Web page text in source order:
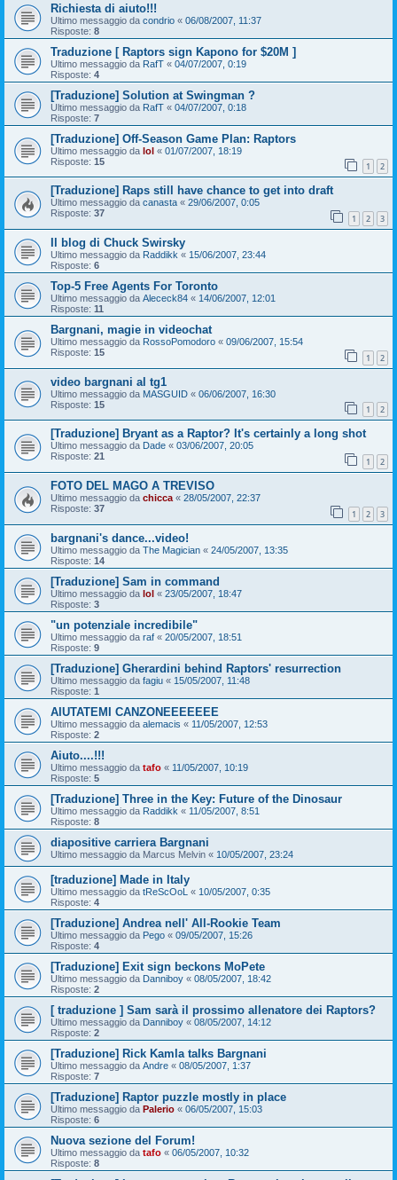
Richiesta di aiuto!!!
Ultimo messaggio da condrio « 06/08/2007, 11:37
Risposte: 8
Traduzione [ Raptors sign Kapono for $20M ]
Ultimo messaggio da RafT « 04/07/2007, 0:19
Risposte: 4
[Traduzione] Solution at Swingman ?
Ultimo messaggio da RafT « 04/07/2007, 0:18
Risposte: 7
[Traduzione] Off-Season Game Plan: Raptors
Ultimo messaggio da lol « 01/07/2007, 18:19
Risposte: 15 1 2
[Traduzione] Raps still have chance to get into draft
Ultimo messaggio da canasta « 29/06/2007, 0:05
Risposte: 37 1 2 3
Il blog di Chuck Swirsky
Ultimo messaggio da Raddikk « 15/06/2007, 23:44
Risposte: 6
Top-5 Free Agents For Toronto
Ultimo messaggio da Alececk84 « 14/06/2007, 12:01
Risposte: 11
Bargnani, magie in videochat
Ultimo messaggio da RossoPomodoro « 09/06/2007, 15:54
Risposte: 15 1 2
video bargnani al tg1
Ultimo messaggio da MASGUID « 06/06/2007, 16:30
Risposte: 15 1 2
[Traduzione] Bryant as a Raptor? It's certainly a long shot
Ultimo messaggio da Dade « 03/06/2007, 20:05
Risposte: 21 1 2
FOTO DEL MAGO A TREVISO
Ultimo messaggio da chicca « 28/05/2007, 22:37
Risposte: 37 1 2 3
bargnani's dance...video!
Ultimo messaggio da The Magician « 24/05/2007, 13:35
Risposte: 14
[Traduzione] Sam in command
Ultimo messaggio da lol « 23/05/2007, 18:47
Risposte: 3
"un potenziale incredibile"
Ultimo messaggio da raf « 20/05/2007, 18:51
Risposte: 9
[Traduzione] Gherardini behind Raptors' resurrection
Ultimo messaggio da fagiu « 15/05/2007, 11:48
Risposte: 1
AIUTATEMI CANZONEEEEEEE
Ultimo messaggio da alemacis « 11/05/2007, 12:53
Risposte: 2
Aiuto....!!!
Ultimo messaggio da tafo « 11/05/2007, 10:19
Risposte: 5
[Traduzione] Three in the Key: Future of the Dinosaur
Ultimo messaggio da Raddikk « 11/05/2007, 8:51
Risposte: 8
diapositive carriera Bargnani
Ultimo messaggio da Marcus Melvin « 10/05/2007, 23:24
[traduzione] Made in Italy
Ultimo messaggio da tReScOoL « 10/05/2007, 0:35
Risposte: 4
[Traduzione] Andrea nell' All-Rookie Team
Ultimo messaggio da Pego « 09/05/2007, 15:26
Risposte: 4
[Traduzione] Exit sign beckons MoPete
Ultimo messaggio da Danniboy « 08/05/2007, 18:42
Risposte: 2
[ traduzione ] Sam sarà il prossimo allenatore dei Raptors?
Ultimo messaggio da Danniboy « 08/05/2007, 14:12
Risposte: 2
[Traduzione] Rick Kamla talks Bargnani
Ultimo messaggio da Andre « 08/05/2007, 1:37
Risposte: 7
[Traduzione] Raptor puzzle mostly in place
Ultimo messaggio da Palerio « 06/05/2007, 15:03
Risposte: 6
Nuova sezione del Forum!
Ultimo messaggio da tafo « 06/05/2007, 10:32
Risposte: 8